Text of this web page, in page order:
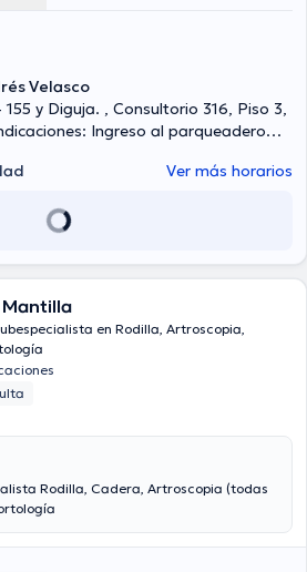
Velasco
y Diguja. , Consultorio 316, Piso 3,
Ingreso al parqueadero
Ver más horarios
Mantilla
en Rodilla, Artroscopia,
Rodilla, Cadera, Artroscopia (todas